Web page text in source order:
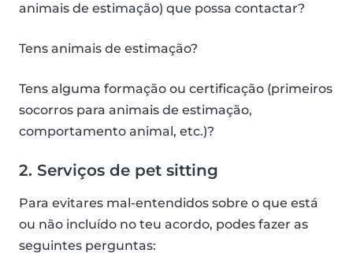
animais de estimação) que possa contactar?
Tens animais de estimação?
Tens alguma formação ou certificação (primeiros
socorros para animais de estimação,
comportamento animal, etc.)?
2. Serviços de pet sitting
Para evitares mal-entendidos sobre o que está
ou não incluído no teu acordo, podes fazer as
seguintes perguntas: